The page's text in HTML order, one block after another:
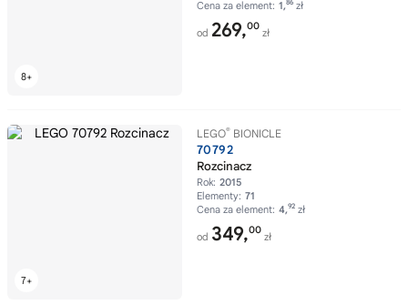
Cena za element: 1,86 zł
od 269,00
zł
LEGO® BIONICLE
70792
Rozcinacz
Rok: 2015
Elementy: 71
Cena za element: 4,92 zł
od 349,00
zł